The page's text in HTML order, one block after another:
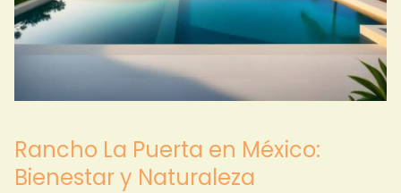
Rancho La Puerta en México:
Bienestar y Naturaleza